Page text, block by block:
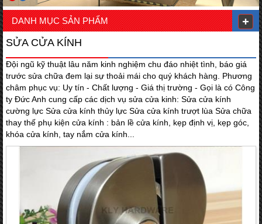
DANH MỤC SẢN PHẨM
SỬA CỬA KÍNH
Đội ngũ kỹ thuật lâu năm kinh nghiệm chu đáo nhiệt tình, báo giá
trước sửa chữa đem lại sự thoải mái cho quý khách hàng. Phương
châm phục vụ: Uy tín - Chất lượng - Giá thị trường - Gọi là có Công
ty Đức Anh cung cấp các dịch vụ sửa cửa kinh: Sửa cửa kính
cường lực Sửa cửa kính thủy lực Sửa cửa kính trượt lùa Sửa chữa
thay thế phụ kiện cửa kính : bản lề cửa kính, kẹp định vị, kẹp góc,
khóa cửa kính, tay nắm cửa kính...